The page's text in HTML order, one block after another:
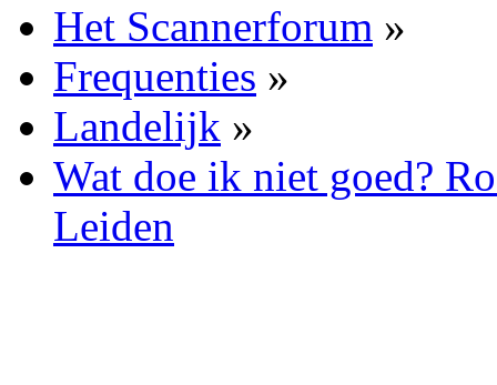
Het Scannerforum »
Frequenties »
Landelijk »
Wat doe ik niet goed?
Leiden